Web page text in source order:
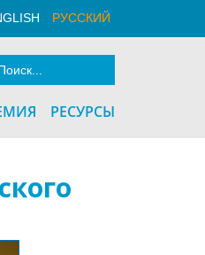
РУССКИЙ
РЕСУРСЫ